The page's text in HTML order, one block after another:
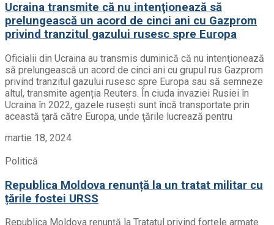
Ucraina transmite că nu intenţionează să
prelungească un acord de cinci ani cu Gazprom
privind tranzitul gazului rusesc spre Europa
Oficialii din Ucraina au transmis duminică că nu intenţionează
să prelungească un acord de cinci ani cu grupul rus Gazprom
privind tranzitul gazului rusesc spre Europa sau să semneze
altul, transmite agenția Reuters. În ciuda invaziei Rusiei în
Ucraina în 2022, gazele ruseşti sunt încă transportate prin
această ţară către Europa, unde ţările lucrează pentru
martie 18, 2024
Politică
Republica Moldova renunță la un tratat militar cu
țările fostei URSS
Republica Moldova renunță la Tratatul privind forțele armate